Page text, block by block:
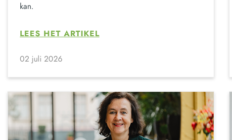
kan.
LEES HET ARTIKEL
02 juli 2026